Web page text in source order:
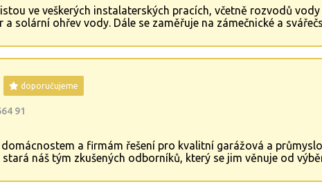
ve veškerých instalaterských pracích, včetně rozvodů
solární ohřev vody. Dále se zaměřuje na zámečnické a
doporučujeme
91
domácnostem a firmám řešení pro kvalitní garážová a
náš tým zkušených odborníků, který se jim věnuje od